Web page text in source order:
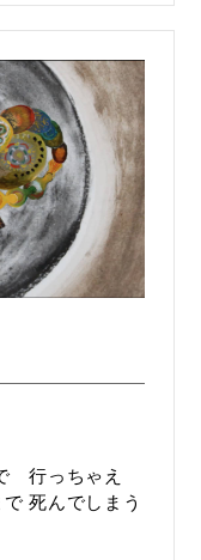
行っちゃえ
死んでしまう